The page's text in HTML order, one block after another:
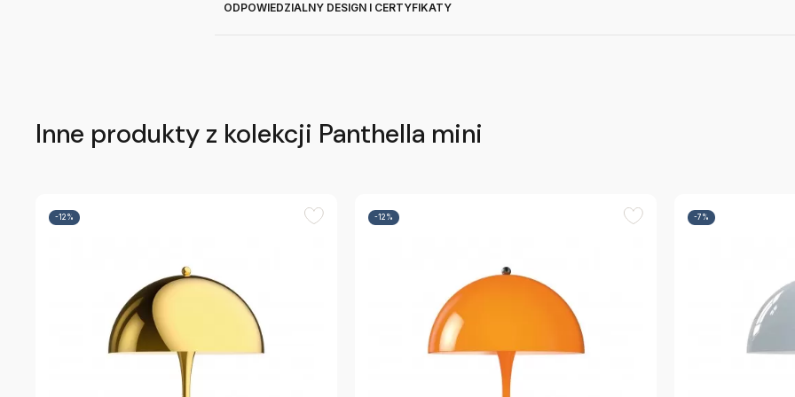
ODPOWIEDZIALNY DESIGN I CERTYFIKATY
Inne produkty z kolekcji Panthella mini
-12% -12% -7%